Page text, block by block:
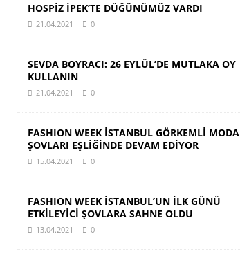
HOSPİZ İPEK’TE DÜĞÜNÜMÜZ VARDI
21.04.2021 0
SEVDA BOYRACI: 26 EYLÜL’DE MUTLAKA OY
KULLANIN
21.04.2021 0
FASHION WEEK İSTANBUL GÖRKEMLİ MODA
ŞOVLARI EŞLİĞİNDE DEVAM EDİYOR
15.04.2021 0
FASHION WEEK İSTANBUL’UN İLK GÜNÜ
ETKİLEYİCİ ŞOVLARA SAHNE OLDU
13.04.2021 0